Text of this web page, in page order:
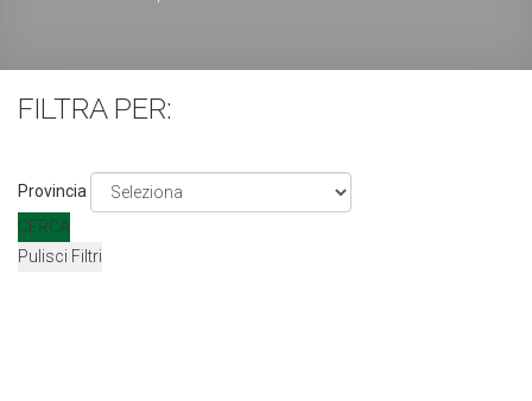
FILTRA PER:
Provincia
CERCA
Pulisci Filtri